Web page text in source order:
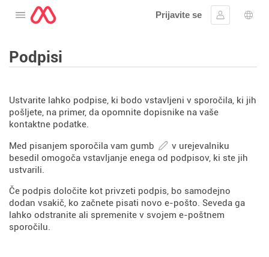
Odprite meni
Prijavite se
Vpis
Podpisi
Ustvarite lahko podpise, ki bodo vstavljeni v sporočila, ki jih
pošljete, na primer, da opomnite dopisnike na vaše
kontaktne podatke.
Med pisanjem sporočila vam gumb
v urejevalniku
besedil omogoča vstavljanje enega od podpisov, ki ste jih
ustvarili.
Če podpis določite kot privzeti podpis, bo samodejno
dodan vsakič, ko začnete pisati novo e-pošto. Seveda ga
lahko odstranite ali spremenite v svojem e-poštnem
sporočilu.